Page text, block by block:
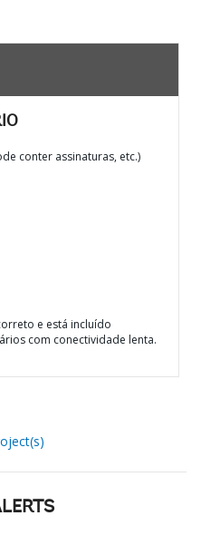
conter assinaturas, etc.)
e está incluído
com conectividade lenta.